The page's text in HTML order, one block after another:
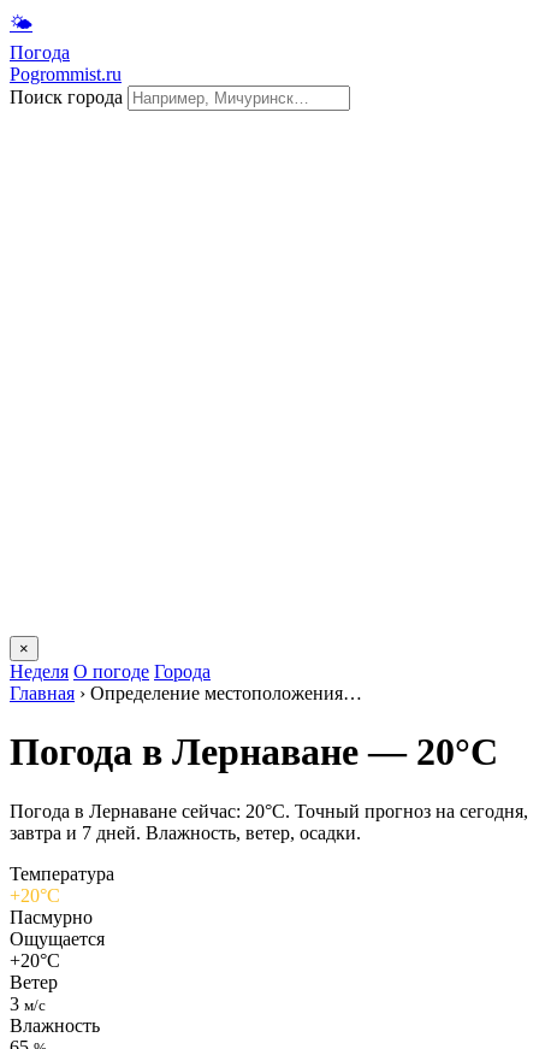
🌤
Погода
Pogrommist.ru
Поиск города
×
Неделя О погоде Города
Главная › Определение местоположения…
Погода в Лернаване — 20°C
Погода в Лернаване сейчас: 20°C. Точный прогноз на сегодня,
завтра и 7 дней. Влажность, ветер, осадки.
Температура
+20°C
Пасмурно
Ощущается
+20°C
Ветер
3 м/с
Влажность